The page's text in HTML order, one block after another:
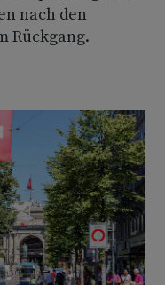
nach den
Rückgang.